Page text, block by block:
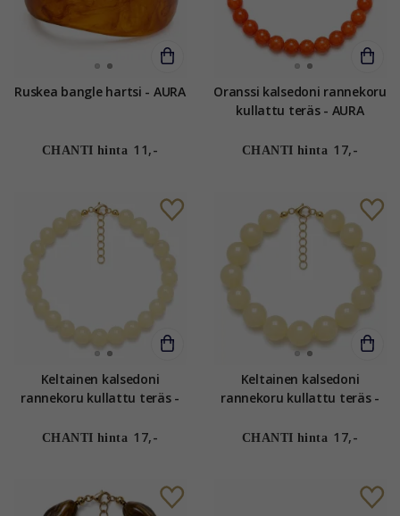
Ruskea bangle hartsi - AURA
CHANTI hinta 11,-
Oranssi kalsedoni rannekoru
kullattu teräs - AURA
CHANTI hinta 17,-
Keltainen kalsedoni
rannekoru kullattu teräs -
CHANTI hinta 17,-
Keltainen kalsedoni
rannekoru kullattu teräs -
CHANTI hinta 17,-